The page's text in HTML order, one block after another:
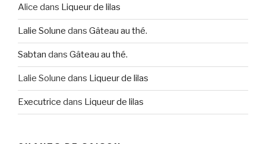
Alice dans Liqueur de lilas
Lalie Solune dans Gâteau au thé.
Sabtan dans Gâteau au thé.
Lalie Solune dans Liqueur de lilas
Executrice dans Liqueur de lilas